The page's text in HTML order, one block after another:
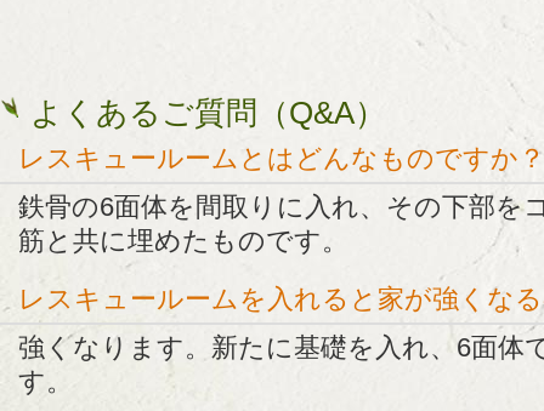
よくあるご質問（Q&A）
レスキュールームとはどんなものですか？
鉄骨の6面体を間取りに入れ、その下部を
筋と共に埋めたものです。
レスキュールームを入れると家が強くな
強くなります。新たに基礎を入れ、6面体
す。